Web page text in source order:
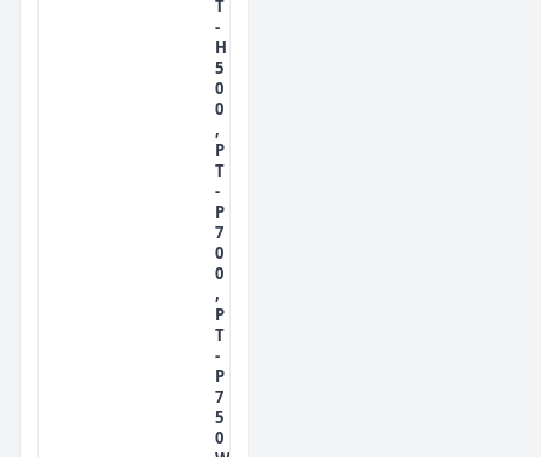
T
-
H
5
0
0
,
P
T
-
P
7
0
0
,
P
T
-
P
7
5
0